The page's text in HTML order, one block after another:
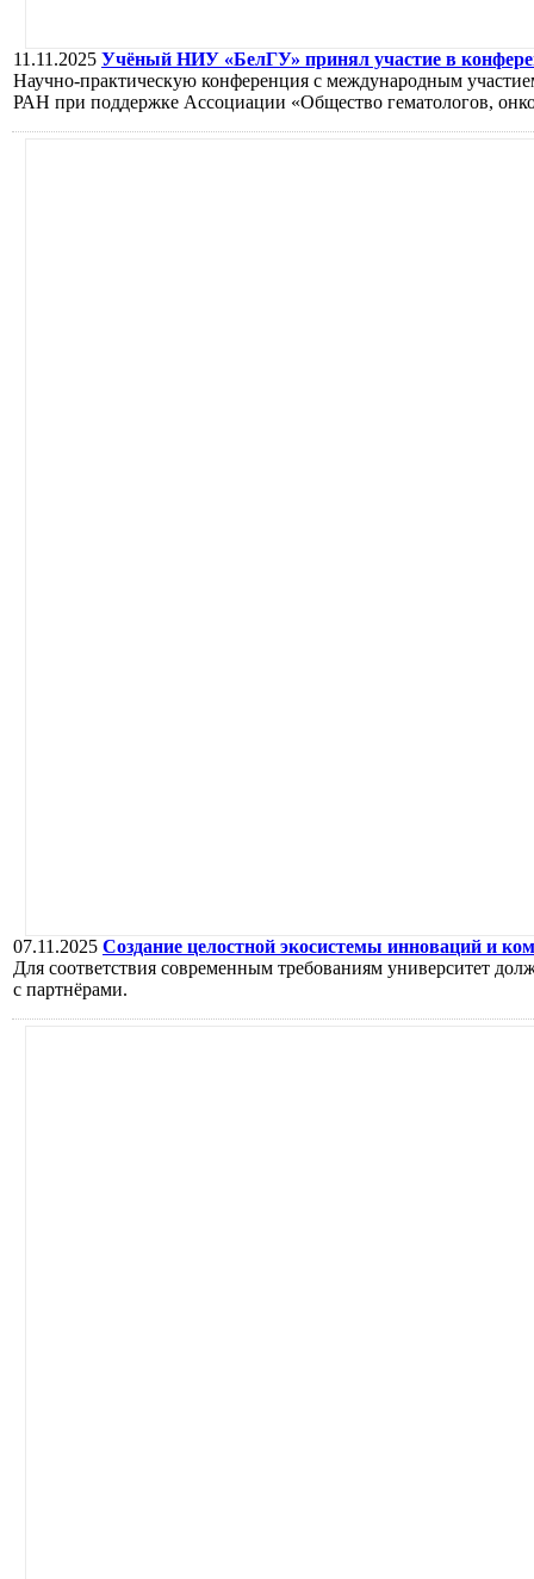
11.11.2025 Учёный НИУ «БелГУ» принял участие в
Научно-практическую конференция с международным
РАН при поддержке Ассоциации «Общество гематологов,
07.11.2025 Создание целостной экосистемы инноваций и
Для соответствия современным требованиям университет
с партнёрами.